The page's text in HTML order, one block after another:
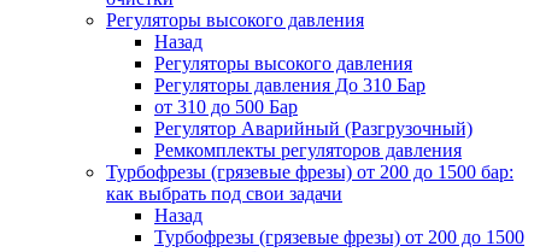
Регуляторы высокого давления
Назад
Регуляторы высокого давления
Регуляторы давления До 310 Бар
от 310 до 500 Бар
Регулятор Аварийный (Разгрузочный)
Ремкомплекты регуляторов давления
Турбофрезы (грязевые фрезы) от 200 до 1500 бар:
как выбрать под свои задачи
Назад
Турбофрезы (грязевые фрезы) от 200 до 1500